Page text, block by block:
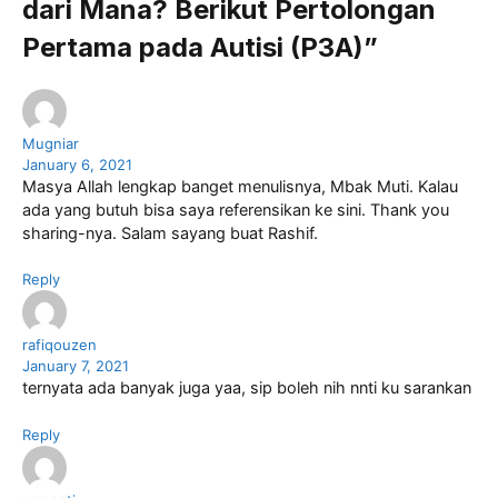
dari Mana? Berikut Pertolongan
Pertama pada Autisi (P3A)”
Mugniar
January 6, 2021
Masya Allah lengkap banget menulisnya, Mbak Muti. Kalau
ada yang butuh bisa saya referensikan ke sini. Thank you
sharing-nya. Salam sayang buat Rashif.
Reply
rafiqouzen
January 7, 2021
ternyata ada banyak juga yaa, sip boleh nih nnti ku sarankan
Reply